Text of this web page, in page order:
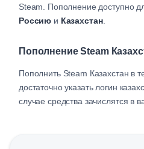
Steam. Пополнение доступно
Россию и Казахстан.
Пополнение Steam
Пополнить Steam Казахстан в
достаточно указать логин
случае средства зачислятся в